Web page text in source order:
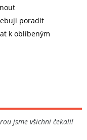
poradit
k oblíbeným
jsme všichni čekali!